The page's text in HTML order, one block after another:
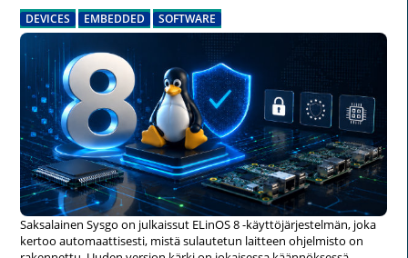
DEVICES EMBEDDED SOFTWARE
Saksalainen Sysgo on julkaissut ELinOS 8 -käyttöjärjestelmän, joka
kertoo automaattisesti, mistä sulautetun laitteen ohjelmisto on